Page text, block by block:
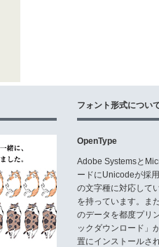
フォント形式につい
OpenType
Adobe Systemsと
ードにUnicodeが採
の文字種に対応して
を持っています。ま
のデータを都度プリ
ックダウンロード」
置にインストールさ